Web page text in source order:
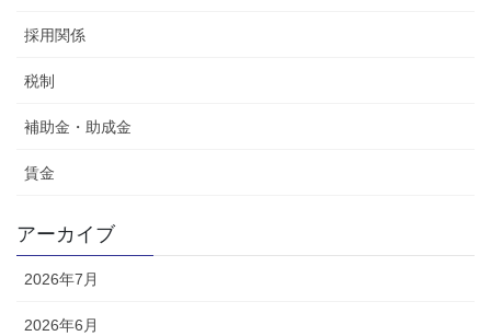
採用関係
税制
補助金・助成金
賃金
アーカイブ
2026年7月
2026年6月